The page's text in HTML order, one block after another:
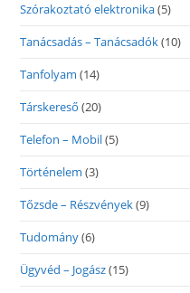
Szórakoztató elektronika(5)
Tanácsadás – Tanácsadók(10)
Tanfolyam (14)
Társkereső (20)
Telefon – Mobil(5)
Történelem (3)
Tőzsde – Részvények(9)
Tudomány(6)
Ügyvéd – Jogász(15)